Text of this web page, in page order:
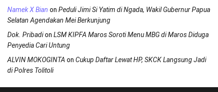
Namek X Bian on Peduli Jimi Si Yatim di Ngada, Wakil Gubernur Papua
Selatan Agendakan Mei Berkunjung
Dok. Pribadion LSM KIPFA Maros Soroti Menu MBG di Maros Diduga
Penyedia Cari Untung
ALVIN MOKOGINTA on Cukup Daftar Lewat HP, SKCK Langsung Jadi
di Polres Tolitoli